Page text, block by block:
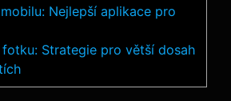
Nejlepší aplikace pro
fotku: Strategie pro větší dosah